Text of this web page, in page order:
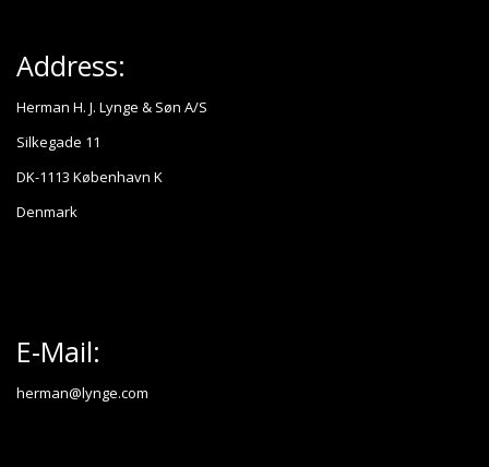
Address:
Herman H. J. Lynge & Søn A/S
Silkegade 11
DK-1113 København K
Denmark
E-Mail:
herman@lynge.com